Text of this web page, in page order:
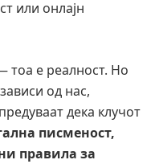
или онлајн
тоа е реалност. Но
од нас,
дека клучот
писменост,
правила за